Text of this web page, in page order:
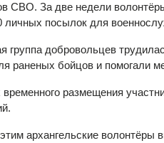
СВО. За две недели
личных посылок для
группа добровольцев
раненых бойцов и помогали
временного размещения
архангельские волонтёры